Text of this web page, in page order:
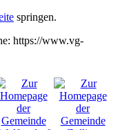
springen.
https://www.vg-